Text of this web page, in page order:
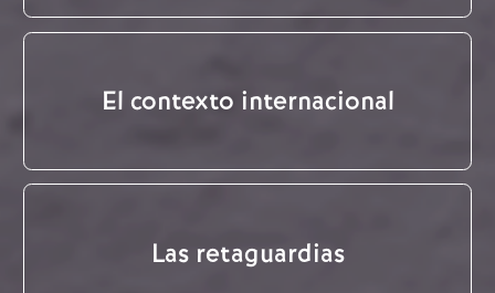
El contexto internacional
Las retaguardias